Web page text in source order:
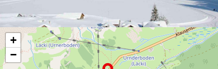
+
−